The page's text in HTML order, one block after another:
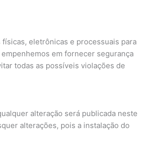
eletrônicas e processuais para
em fornecer segurança
todas as possíveis violações de
alteração será publicada neste
alterações, pois a instalação do